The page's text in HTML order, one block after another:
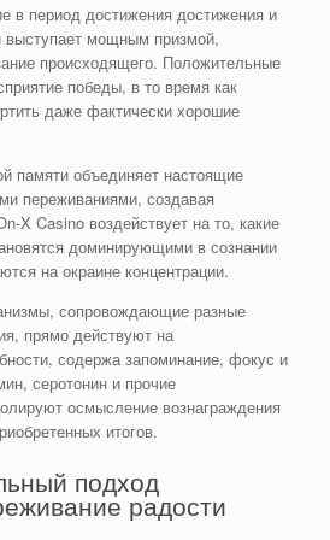
в период достижения достижения и
мощным призмой,
происходящего. Положительные
победы, в то время как
даже фактически хорошие
памяти объединяет настоящие
переживаниями, создавая
X Casino воздействует на то, какие
доминирующими в сознании
на окраине концентрации.
сопровождающие разные
прямо действуют на
содержа запоминание, фокус и
серотонин и прочие
осмысление вознаграждения
итогов.
подход
радости